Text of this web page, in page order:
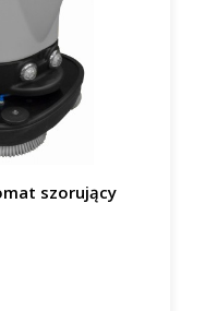
szorujący